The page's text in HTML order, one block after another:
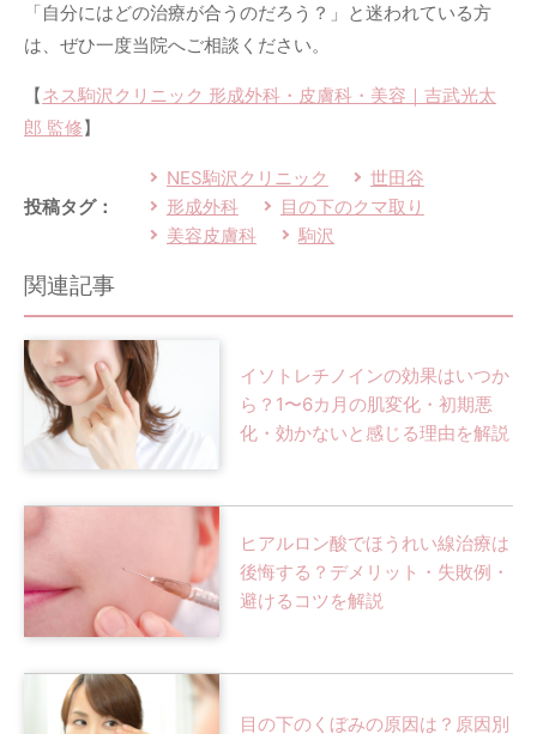
「自分にはどの治療が合うのだろう？」と迷われている方
は、ぜひ一度当院へご相談ください。
【ネス駒沢クリニック 形成外科・皮膚科・美容｜吉武光太
郎 監修】
投稿タグ：
NES駒沢クリニック
世田谷
形成外科
目の下のクマ取り
美容皮膚科
駒沢
関連記事
イソトレチノインの効果はいつか
ら？1〜6カ月の肌変化・初期悪
化・効かないと感じる理由を解説
ヒアルロン酸でほうれい線治療は
後悔する？デメリット・失敗例・
避けるコツを解説
目の下のくぼみの原因は？原因別